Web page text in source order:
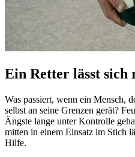
Ein Retter lässt sich
Was passiert, wenn ein Mensch,
selbst an seine Grenzen gerät?
Ängste lange unter Kontrolle
mitten in einem Einsatz im Stich
Hilfe.